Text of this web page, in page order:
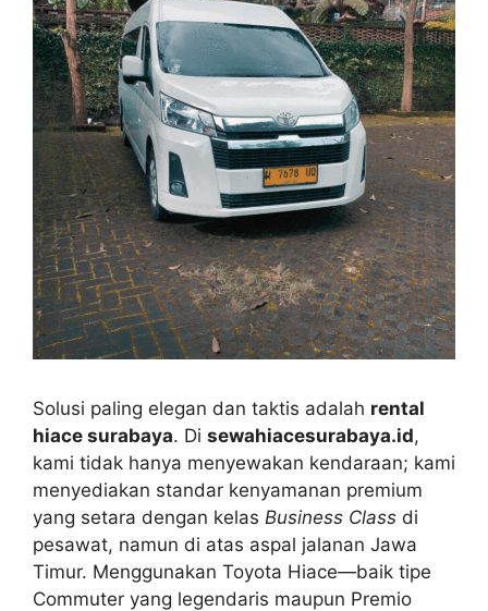
Solusi paling elegan dan taktis adalah rental
hiace surabaya. Di sewahiacesurabaya.id,
kami tidak hanya menyewakan kendaraan; kami
menyediakan standar kenyamanan premium
yang setara dengan kelas Business Class di
pesawat, namun di atas aspal jalanan Jawa
Timur. Menggunakan Toyota Hiace—baik tipe
Commuter yang legendaris maupun Premio